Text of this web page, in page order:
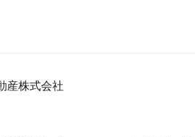
産株式会社